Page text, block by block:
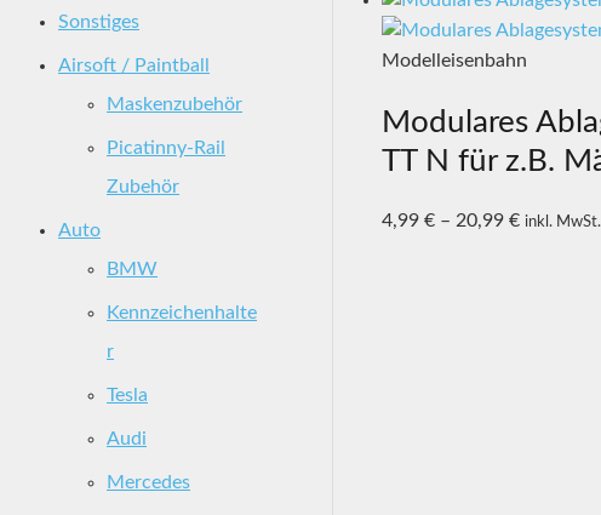
Sonstiges
Airsoft / Paintball
Maskenzubehör
Picatinny-Rail
Zubehör
Auto
BMW
Kennzeichenhalte
r
Tesla
Audi
Mercedes
Modelleisenbahn
Modulares
TT N für z.B.
4,99 €– 20,99 € inkl. MwSt.